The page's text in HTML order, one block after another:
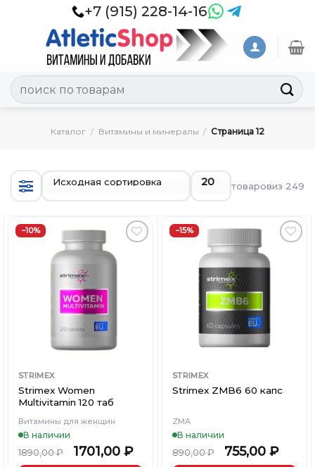
+7 (915) 228-14-16
Искать:
Каталог / Витамины и минералы / Страница 12
товаровиз 249
−10%
Добавить
STRIMEX
Strimex Women
Multivitamin 120 таб
Витамины для женщин
В наличии
1890,00₽ 1701,00 ₽
−15%
Добавить
STRIMEX
Strimex ZMB6 60 капс
ZMA
В наличии
890,00₽ 755,00 ₽